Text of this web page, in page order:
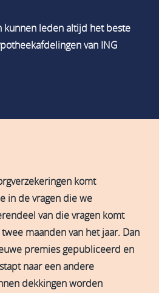
kunnen leden altijd het beste
van ING
komt
in de vragen die we
van die vragen komt
maanden van het jaar. Dan
premies gepubliceerd en
naar een andere
dekkingen worden